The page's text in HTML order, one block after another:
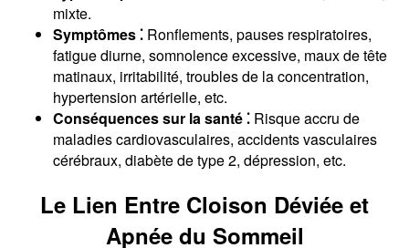
mixte.
Symptômes ⁚Ronflements, pauses respiratoires,
fatigue diurne, somnolence excessive, maux de tête
matinaux, irritabilité, troubles de la concentration,
hypertension artérielle, etc.
Conséquences sur la santé ⁚Risque accru de
maladies cardiovasculaires, accidents vasculaires
cérébraux, diabète de type 2, dépression, etc.
Le Lien Entre Cloison Déviée et
Apnée du Sommeil